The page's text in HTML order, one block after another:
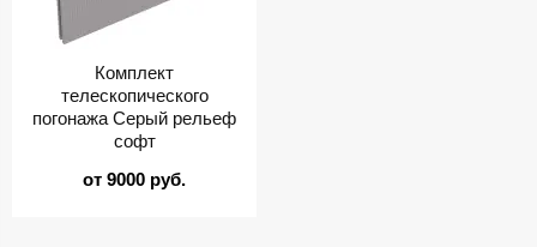
Комплект
телескопического
погонажа Серый рельеф
софт
от 9000 руб.